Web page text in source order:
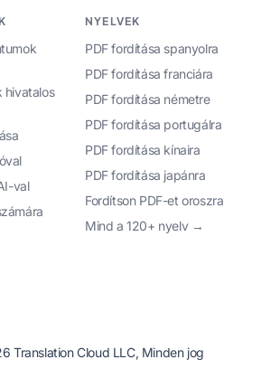
hivatalos
val
NYELVEK
PDF fordítása spanyolra
PDF fordítása franciára
PDF fordítása németre
PDF fordítása portugálra
PDF fordítása kínaira
PDF fordítása japánra
Fordítson PDF-et oroszra
Mind a 120+ nyelv →
Translation Cloud LLC, Minden jog